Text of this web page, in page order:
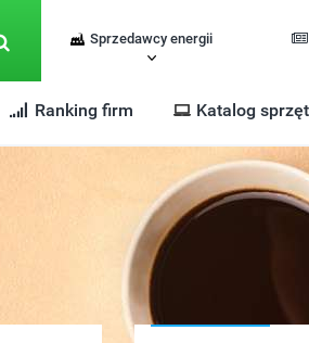
Sprzedawcy energii
Ranking firm Katalog